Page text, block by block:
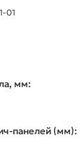
01
мм:
панелей (мм):